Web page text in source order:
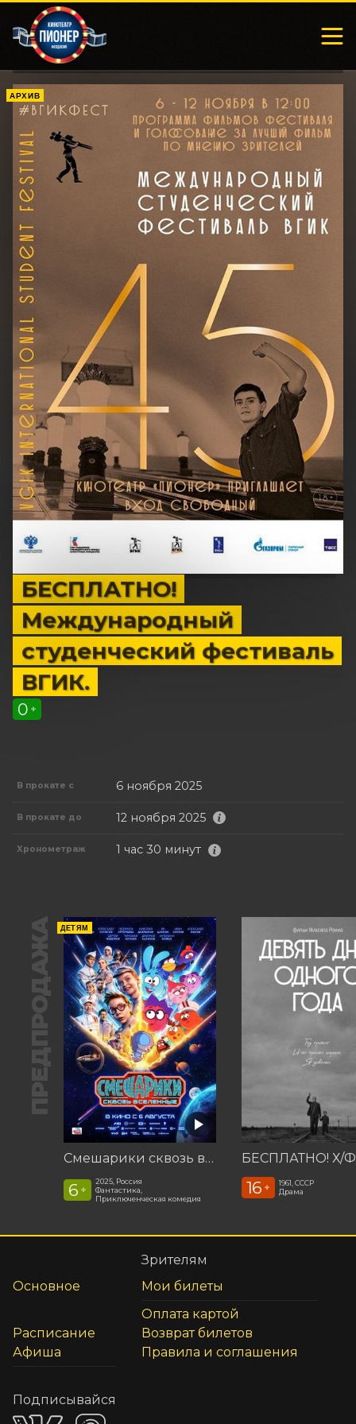
АРХИВ
БЕСПЛАТНО!
Международный
студенческий фестиваль
ВГИК.
0 +
В прокате с 6 ноября 2025
В прокате до 12 ноября 2025
Хронометраж 1 час 30 минут
ПРЕДПРОДАЖА ДЕТЯМ
Смешарики сквозь вселенные
6 +
2025, Россия
Фантастика,
Приключенческая комедия
16 +
1961, СССР
Драма
Основное
Расписание
Афиша
Зрителям
Мои билеты
Оплата картой
Возврат билетов
Правила и соглашения
Подписывайся